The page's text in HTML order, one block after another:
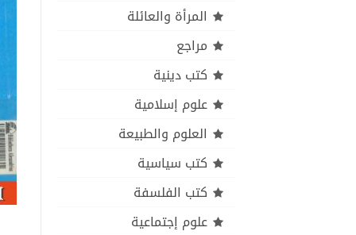
المرأة والعائلة
مراجع
كتب دينية
علوم إسلامية
العلوم والطبيعة
كتب سياسية
كتب الفلسفة
علوم إجتماعية